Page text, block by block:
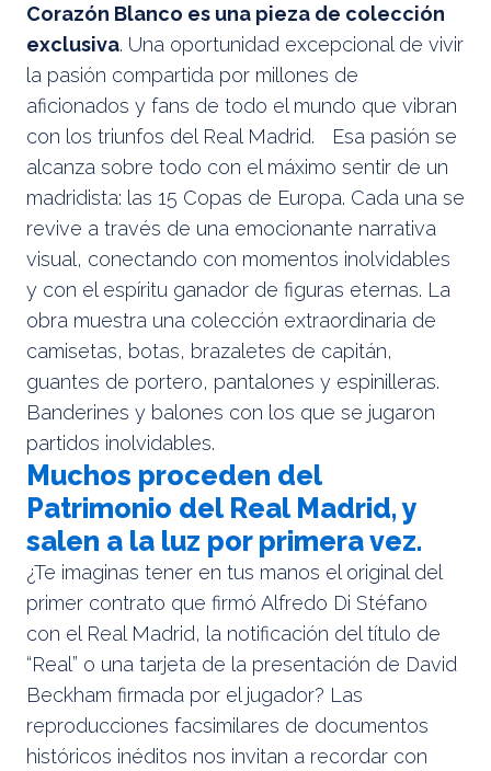
Corazón Blanco es una pieza de colección
exclusiva. Una oportunidad excepcional de vivir
la pasión compartida por millones de
aficionados y fans de todo el mundo que vibran
con los triunfos del Real Madrid. Esa pasión se
alcanza sobre todo con el máximo sentir de un
madridista: las 15 Copas de Europa. Cada una se
revive a través de una emocionante narrativa
visual, conectando con momentos inolvidables
y con el espíritu ganador de figuras eternas. La
obra muestra una colección extraordinaria de
camisetas, botas, brazaletes de capitán,
guantes de portero, pantalones y espinilleras.
Banderines y balones con los que se jugaron
partidos inolvidables.
Muchos proceden del
Patrimonio del Real Madrid, y
salen a la luz por primera vez.
¿Te imaginas tener en tus manos el original del
primer contrato que firmó Alfredo Di Stéfano
con el Real Madrid, la notificación del título de
“Real” o una tarjeta de la presentación de David
Beckham firmada por el jugador? Las
reproducciones facsimilares de documentos
históricos inéditos nos invitan a recordar con